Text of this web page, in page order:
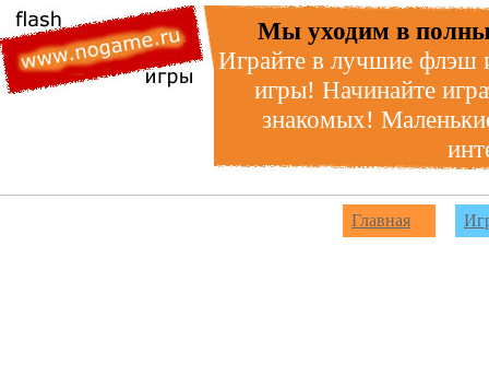
Мы уходим в
Играйте в лучшие флэш
игры! Начинайте
знакомых!
Главная